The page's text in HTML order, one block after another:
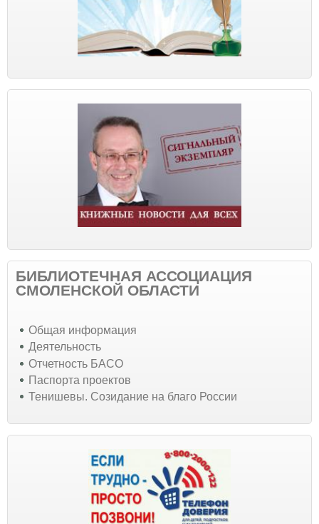
БИБЛИОТЕЧНАЯ АССОЦИАЦИЯ
СМОЛЕНСКОЙ ОБЛАСТИ
Общая информация
Деятельность
Отчетность БАСО
Паспорта проектов
Тенишевы. Созидание на благо России